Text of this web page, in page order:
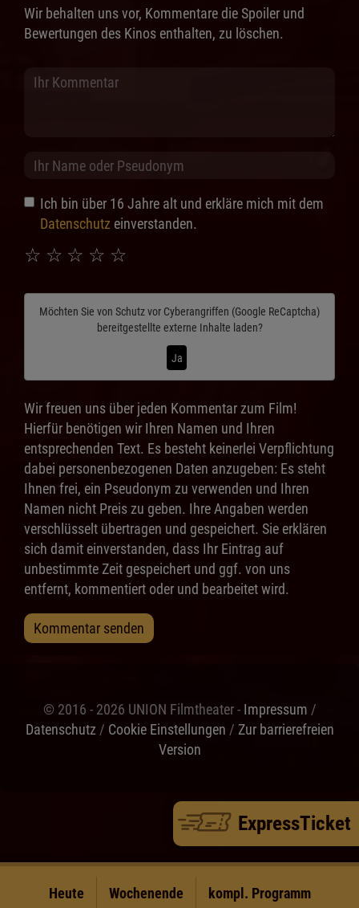
Heute Wochenende kompl. Programm
ExpressTicket
Wir behalten uns vor, Kommentare die Spoiler und
Bewertungen des Kinos enthalten, zu löschen.
Ich bin über 16 Jahre alt und erkläre mich mit dem
Datenschutz einverstanden.
☆
☆
☆
☆
☆
Möchten Sie von Schutz vor Cyberangriffen (Google ReCaptcha)
bereitgestellte externe Inhalte laden?
Ja
Wir freuen uns über jeden Kommentar zum Film!
Hierfür benötigen wir Ihren Namen und Ihren
entsprechenden Text. Es besteht keinerlei Verpflichtung
dabei personenbezogenen Daten anzugeben: Es steht
Ihnen frei, ein Pseudonym zu verwenden und Ihren
Namen nicht Preis zu geben. Ihre Angaben werden
verschlüsselt übertragen und gespeichert. Sie erklären
sich damit einverstanden, dass Ihr Eintrag auf
unbestimmte Zeit gespeichert und ggf. von uns
entfernt, kommentiert oder und bearbeitet wird.
Kommentar senden
© 2016 - 2026 UNION Filmtheater - Impressum /
Datenschutz/ Cookie Einstellungen / Zur barrierefreien
Version